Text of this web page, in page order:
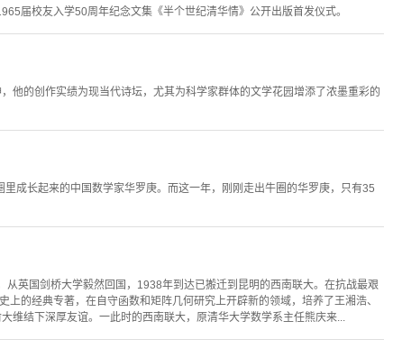
届校友入学50周年纪念文集《半个世纪清华情》公开出版首发仪式。
他的创作实绩为现当代诗坛，尤其为科学家群体的文学花园增添了浓墨重彩的
成长起来的中国数学家华罗庚。而这一年，刚刚走出牛圈的华罗庚，只有35
英国剑桥大学毅然回国，1938年到达已搬迁到昆明的西南联大。在抗战最艰
的经典专著，在自守函数和矩阵几何研究上开辟新的领域，培养了王湘浩、
结下深厚友谊。一此时的西南联大，原清华大学数学系主任熊庆来...